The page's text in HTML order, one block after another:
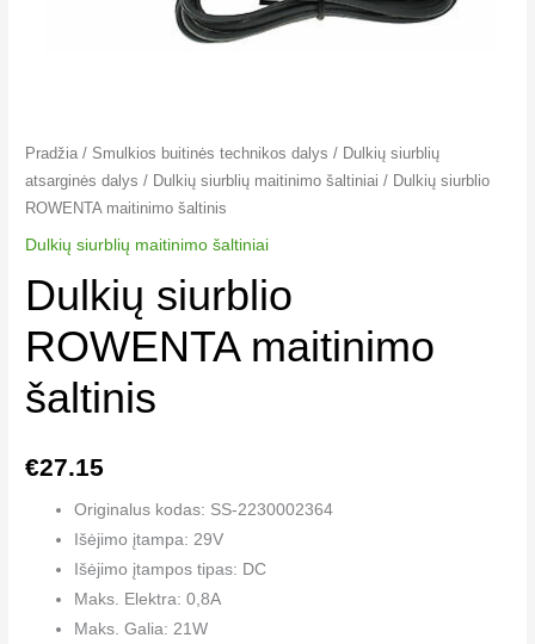
Pradžia / Smulkios buitinės technikos dalys / Dulkių siurblių
atsarginės dalys / Dulkių siurblių maitinimo šaltiniai / Dulkių siurblio
ROWENTA maitinimo šaltinis
Dulkių siurblių maitinimo šaltiniai
Dulkių siurblio
ROWENTA maitinimo
šaltinis
€27.15
Originalus kodas: SS-2230002364
Išėjimo įtampa: 29V
Išėjimo įtampos tipas: DC
Maks. Elektra: 0,8A
Maks. Galia: 21W